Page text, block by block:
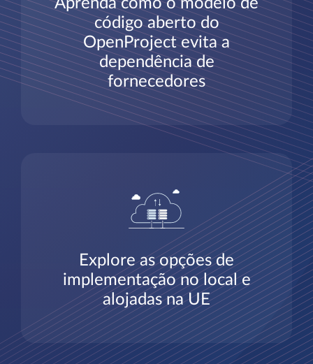
Aprenda como o modelo de
código aberto do
OpenProject evita a
dependência de
fornecedores
Explore as opções de
implementação no local e
alojadas na UE